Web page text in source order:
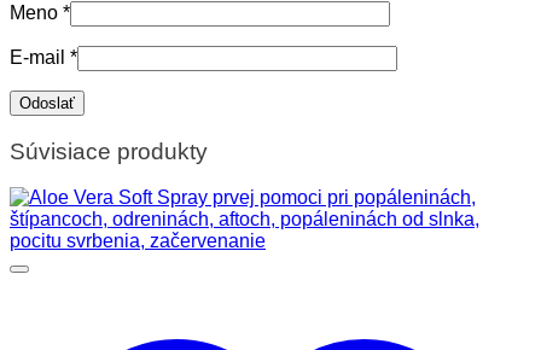
Meno *
E-mail *
Súvisiace produkty